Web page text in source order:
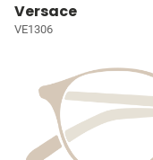
Versace
VE1306